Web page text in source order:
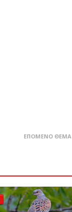
ΕΠΌΜΕΝΟ ΘΈΜΑ